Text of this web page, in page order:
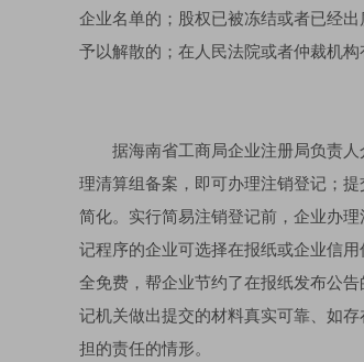
企业名单的；股权已被冻结或者已经
予以解散的；在人民法院或者仲裁机
据海南省工商局企业注册局负责
理清算组备案，即可办理注销登记；
简化。实行简易注销登记前，企业办
记程序的企业可选择在报纸或企业信
全免费，帮企业节约了在报纸发布公告
记机关做出提交的材料真实可靠、如
担的责任的情形。